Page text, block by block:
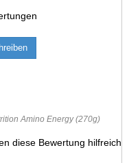
Amino Energy (270g)
diese Bewertung hilfreich